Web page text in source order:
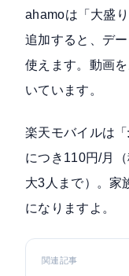
ahamoは「 大盛
追加すると、デ
使えます。動画
いています。
楽天モバイルは「
につき110円/月
大3人まで）。家
になりますよ。
関連記事